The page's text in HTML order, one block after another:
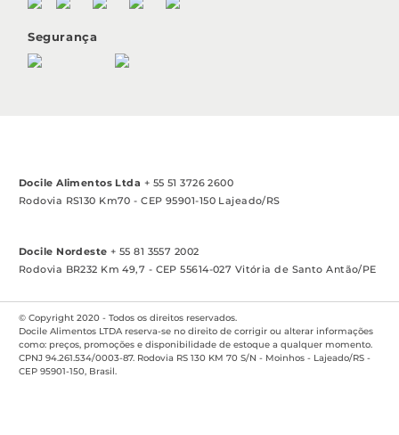
sac@docile.com.br
das 10:00h às 12:00h
Segurança
Docile Alimentos Ltda + 55 51 3726 2600
Rodovia RS130 Km70 - CEP 95901-150 Lajeado/RS
Docile Nordeste + 55 81 3557 2002
Rodovia BR232 Km 49,7 - CEP 55614-027 Vitória de Santo Antão/PE
© Copyright 2020 - Todos os direitos reservados.
Docile Alimentos LTDA reserva-se no direito de corrigir ou alterar informações
como: preços, promoções e disponibilidade de estoque a qualquer momento.
CPNJ 94.261.534/0003-87. Rodovia RS 130 KM 70 S/N - Moinhos - Lajeado/RS -
CEP 95901-150, Brasil.